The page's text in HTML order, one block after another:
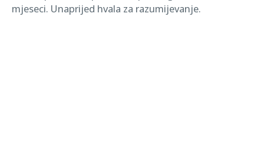
mjeseci. Unaprijed hvala za razumijevanje.